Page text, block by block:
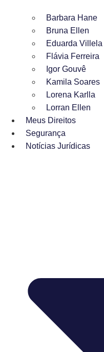
Barbara Hane
Bruna Ellen
Eduarda Villela
Flávia Ferreira
Igor Gouvê
Kamila Soares
Lorena Karlla
Lorran Ellen
Meus Direitos
Segurança
Notícias Jurídicas